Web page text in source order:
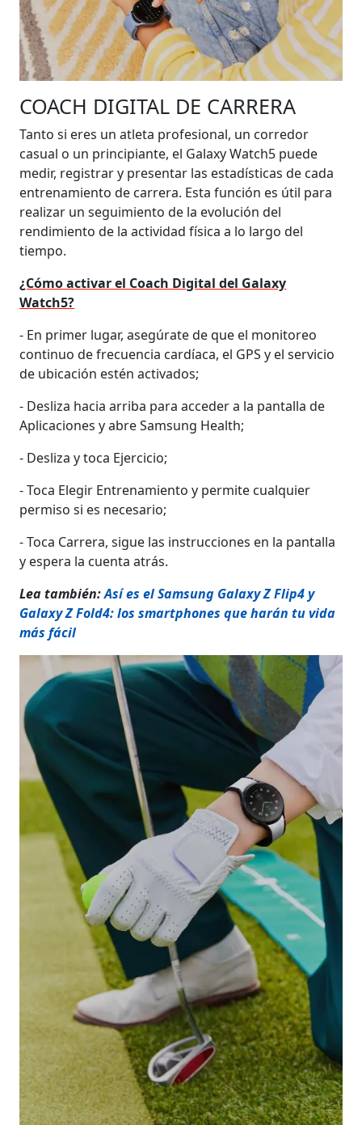
COACH DIGITAL DE CARRERA
Tanto si eres un atleta profesional, un corredor
casual o un principiante, el Galaxy Watch5 puede
medir, registrar y presentar las estadísticas de cada
entrenamiento de carrera. Esta función es útil para
realizar un seguimiento de la evolución del
rendimiento de la actividad física a lo largo del
tiempo.
¿Cómo activar el Coach Digital del Galaxy
Watch5?
- En primer lugar, asegúrate de que el monitoreo
continuo de frecuencia cardíaca, el GPS y el servicio
de ubicación estén activados;
- Desliza hacia arriba para acceder a la pantalla de
Aplicaciones y abre Samsung Health;
- Desliza y toca Ejercicio;
- Toca Elegir Entrenamiento y permite cualquier
permiso si es necesario;
- Toca Carrera, sigue las instrucciones en la pantalla
y espera la cuenta atrás.
Lea también:Así es el Samsung Galaxy Z Flip4 y
Galaxy Z Fold4: los smartphones que harán tu vida
más fácil